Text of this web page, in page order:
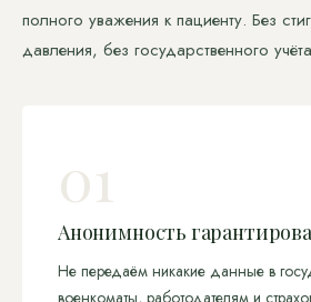
полного уважения к пациенту. Без
давления, без государственного
01
Анонимность
Не передаём никакие данные в
военкоматы, работодателям и